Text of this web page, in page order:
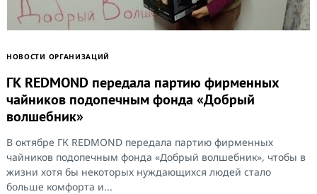
НОВОСТИ ОРГАНИЗАЦИЙ
ГК REDMOND передала партию фирменных
чайников подопечным фонда «Добрый
волшебник»
В октябре ГК REDMOND передала партию фирменных
чайников подопечным фонда «Добрый волшебник», чтобы в
жизни хотя бы некоторых нуждающихся людей стало
больше комфорта и...